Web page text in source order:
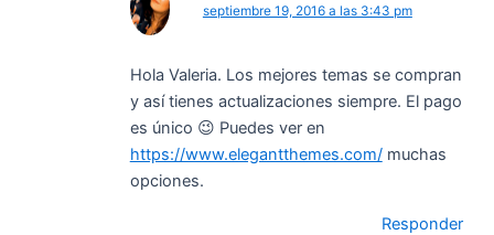
septiembre 19, 2016 a las 3:43 pm
Hola Valeria. Los mejores temas se compran
y así tienes actualizaciones siempre. El pago
es único 😉 Puedes ver en
https://www.elegantthemes.com/muchas
opciones.
Responder